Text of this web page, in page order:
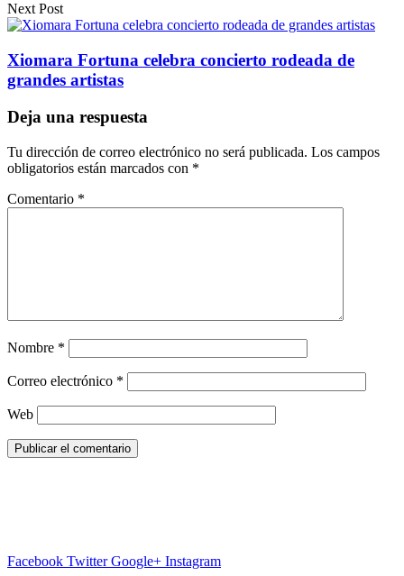
Next Post
Xiomara Fortuna celebra concierto rodeada de
grandes artistas
Deja una respuesta
Tu dirección de correo electrónico no será publicada. Los campos
obligatorios están marcados con *
Comentario *
Nombre *
Correo electrónico *
Web
Facebook Twitter Google+ Instagram